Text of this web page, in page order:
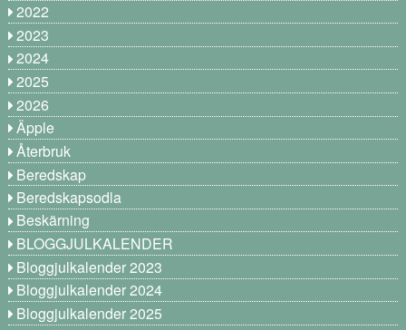
2022
2023
2024
2025
2026
Äpple
Återbruk
Beredskap
Beredskapsodla
Beskärning
BLOGGJULKALENDER
Bloggjulkalender 2023
Bloggjulkalender 2024
Bloggjulkalender 2025